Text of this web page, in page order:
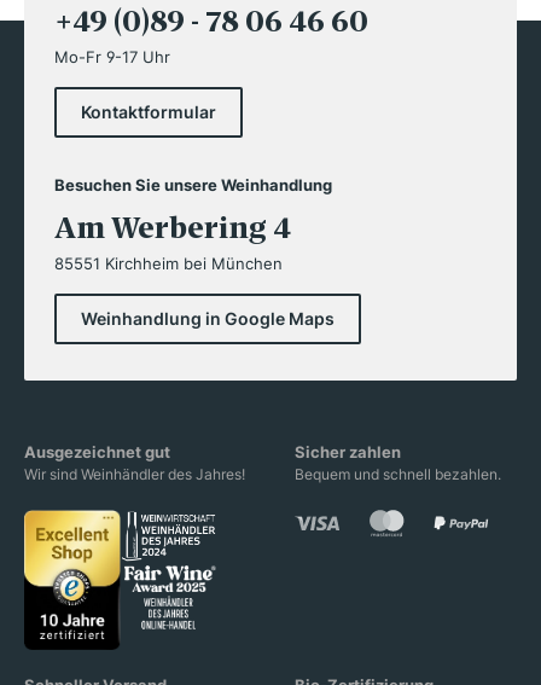
+49 (0)89 - 78 06 46 60
Mo-Fr 9-17 Uhr
Kontaktformular
Besuchen Sie unsere Weinhandlung
Am Werbering 4
85551 Kirchheim bei München
Weinhandlung in Google Maps
Ausgezeichnet gut
Wir sind Weinhändler des Jahres!
Sicher zahlen
Bequem und schnell bezahlen.